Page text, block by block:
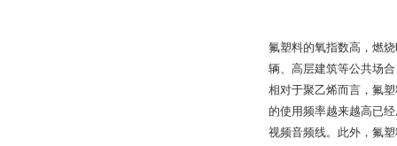
氟塑料的氧指数高，燃
辆、高层建筑等公共场
相对于聚乙烯而言，氟
的使用频率越来越高已
视频音频线。此外，氟